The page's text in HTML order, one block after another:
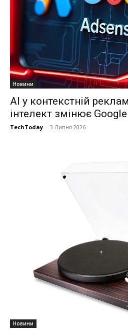
Новини
AI у контекстній
інтелект змінює
TechToday - 3 Липня 2026
Новини